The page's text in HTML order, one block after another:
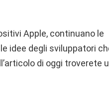
Apple, continuano le
idee degli sviluppatori
di oggi troverete